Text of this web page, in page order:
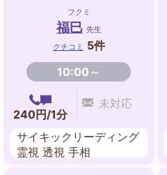
フクミ
福巳 先生
クチコミ
5件
10:00～
240円/1分
未対応
サイキックリーディング
霊視 透視 手相